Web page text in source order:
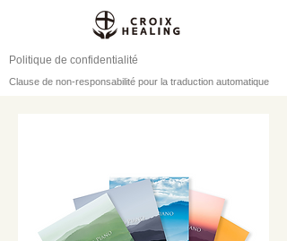
Politique de confidentialité
Clause de non-responsabilité pour la traduction automatique